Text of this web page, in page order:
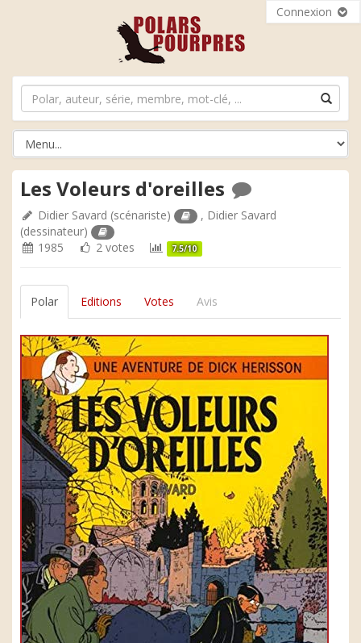
Connexion
Les Voleurs d'oreilles
Didier Savard (scénariste) , Didier Savard
(dessinateur)
1985
2 votes 7.5/10
Polar Editions Votes Avis